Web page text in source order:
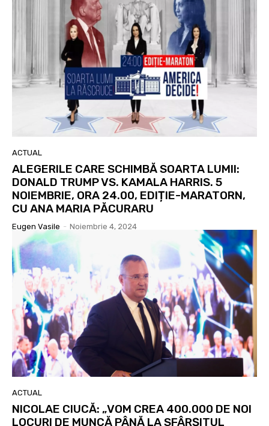
ACTUAL
ALEGERILE CARE SCHIMBĂ SOARTA LUMII:
DONALD TRUMP VS. KAMALA HARRIS. 5
NOIEMBRIE, ORA 24.00, EDIȚIE-MARATORN,
CU ANA MARIA PĂCURARU
Eugen Vasile - Noiembrie 4, 2024
ACTUAL
NICOLAE CIUCĂ: „VOM CREA 400.000 DE NOI
LOCURI DE MUNCĂ PÂNĂ LA SFÂRȘITUL